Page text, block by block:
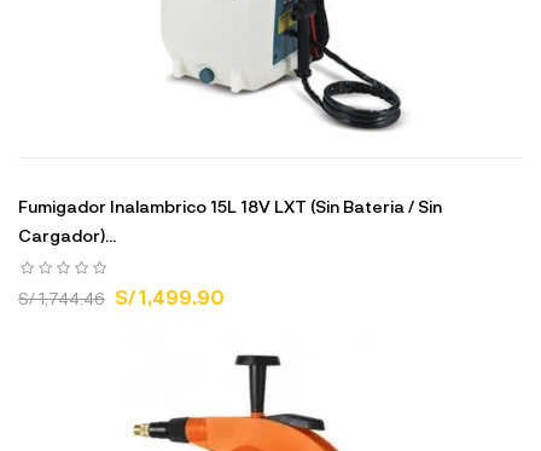
Fumigador Inalambrico 15L 18V LXT (Sin Bateria / Sin
Cargador)...
S/ 1,744.46 S/ 1,499.90